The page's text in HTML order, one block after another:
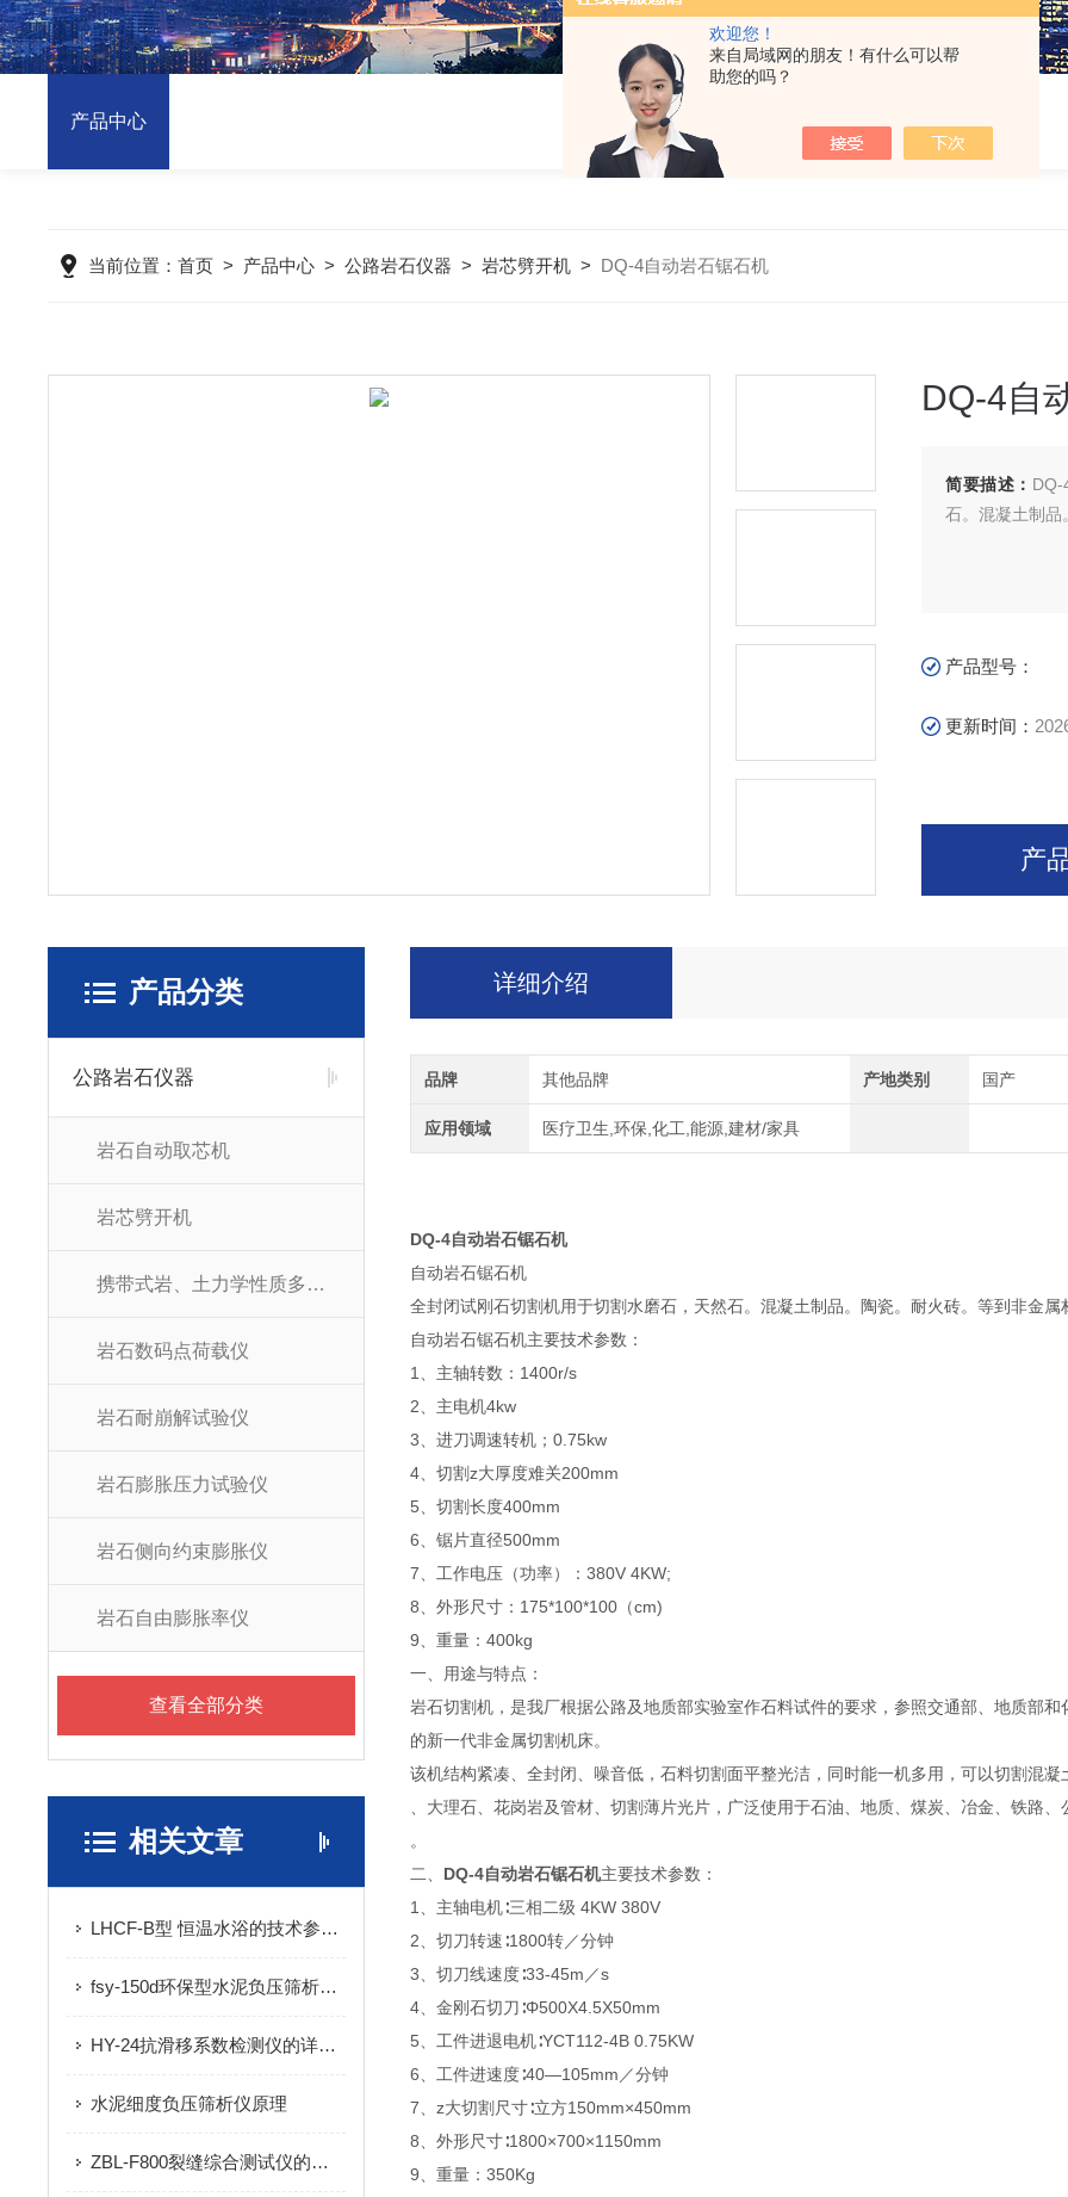
欢迎您！
来自局域网的朋友！有什么可以帮
助您的吗？
产品中心
当前位置：首页 > 产品中心 >公路岩石仪器 >岩芯劈开机 > DQ-4自动岩石锯石机
DQ-4自
简要描述：
石。混凝土制品
产品型号：
更新时间：
产
产品分类
公路岩石仪器
岩石自动取芯机
岩芯劈开机
携带式岩、土力学性质多功能试验仪
岩石数码点荷载仪
岩石耐崩解试验仪
岩石膨胀压力试验仪
岩石侧向约束膨胀仪
岩石自由膨胀率仪
查看全部分类
相关文章
LHCF-B型 恒温水浴的技术参数及使用范围
fsy-150d环保型水泥负压筛析仪的技术参数及工作原理
HY-24抗滑移系数检测仪的详细资料
水泥细度负压筛析仪原理
ZBL-F800裂缝综合测试仪的技术参数
详细介绍
品牌 其他品牌 产地类别 国产
应用领域 医疗卫生,环保,化工,能源,建材/家具
DQ-4自动岩石锯石机
自动岩石锯石机
全封闭试刚石切割机用于切割水磨石，天然石。混凝土制品。陶瓷。耐火砖。等到非金属
自动岩石锯石机主要技术参数：
1、主轴转数：1400r/s
2、主电机4kw
3、进刀调速转机；0.75kw
4、切割z大厚度难关200mm
5、切割长度400mm
6、锯片直径500mm
7、工作电压（功率）：380V 4KW;
8、外形尺寸：175*100*100（cm)
9、重量：400kg
一、用途与特点：
岩石切割机，是我厂根据公路及地质部实验室作石料试件的要求，参照交通部、地质部和
的新一代非金属切割机床。
该机结构紧凑、全封闭、噪音低，石料切割面平整光洁，同时能一机多用，可以切割混
、大理石、花岗岩及管材、切割薄片光片，广泛使用于石油、地质、煤炭、冶金、铁路
。
二、 DQ-4自动岩石锯石机主要技术参数：
1、主轴电机∶三相二级 4KW 380V
2、切刀转速∶1800转／分钟
3、切刀线速度∶33-45m／s
4、金刚石切刀∶Φ500X4.5X50mm
5、工件进退电机∶YCT112-4B 0.75KW
6、工件进速度∶40—105mm／分钟
7、z大切割尺寸∶立方150mm×450mm
8、外形尺寸∶1800×700×1150mm
9、重量：350Kg